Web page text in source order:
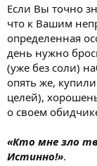
Если Вы точно
что к Вашим
определенная
день нужно
(уже без соли)
опять же,
целей),
о своем
«Кто мне зло
Истинно!».